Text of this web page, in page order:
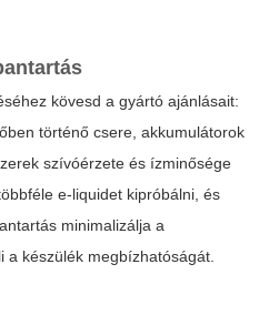
kövesd a gyártó ajánlásait:
történő csere, akkumulátorok
szívóérzete és ízminősége
e-liquidet kipróbálni, és
minimalizálja a
a készülék megbízhatóságát.